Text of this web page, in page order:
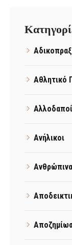
Αθλητικό
Ανήλικοι